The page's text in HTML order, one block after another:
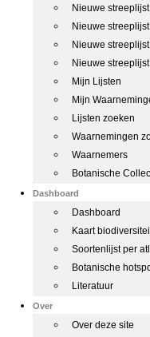
Nieuwe
Nieuwe
Nieuwe
Nieuwe
Mijn Lijsten
Mijn
Lijsten zoeken
Waarnemingen
Waarnemers
Botanische
Dashboard
Dashboard
Kaart
Soortenlijst per
Botanische
Literatuur
Over
Over deze site